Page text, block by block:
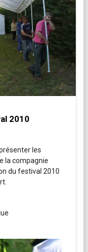
2010
les
la compagnie
du festival 2010